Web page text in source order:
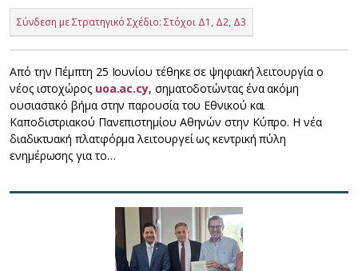
Σύνδεση με Στρατηγικό Σχέδιο: Στόχοι Δ1, Δ2, Δ3
Από την Πέμπτη 25 Ιουνίου τέθηκε σε ψηφιακή λειτουργία ο
νέος ιστοχώρος uoa.ac.cy, σηματοδοτώντας ένα ακόμη
ουσιαστικό βήμα στην παρουσία του Εθνικού και
Καποδιστριακού Πανεπιστημίου Αθηνών στην Κύπρο. Η νέα
διαδικτυακή πλατφόρμα λειτουργεί ως κεντρική πύλη
ενημέρωσης για το…